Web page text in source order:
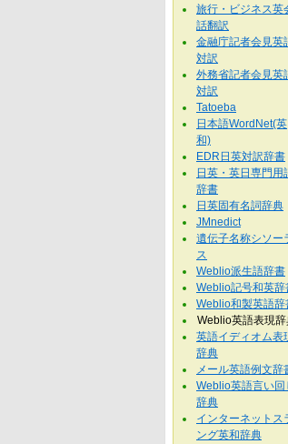
旅行・ビジネス英
話翻訳
金融庁記者会見英
対訳
外務省記者会見英
対訳
Tatoeba
日本語WordNet(英
和)
EDR日英対訳辞書
日英・英日専門用
辞書
日英固有名詞辞典
JMnedict
遺伝子名称シソー
ス
Weblio派生語辞書
Weblio記号和英辞
Weblio和製英語辞
Weblio英語表現辞
英語イディオム表
辞典
メール英語例文辞
Weblio英語言い回
辞典
インターネットス
ング英和辞典